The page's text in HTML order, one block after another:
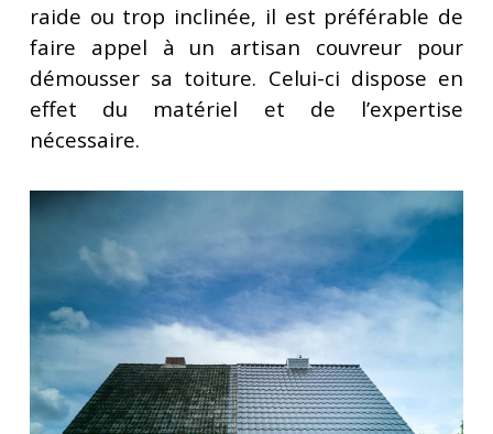
raide ou trop inclinée, il est préférable de
faire appel à un artisan couvreur pour
démousser sa toiture. Celui-ci dispose en
effet du matériel et de l’expertise
nécessaire.